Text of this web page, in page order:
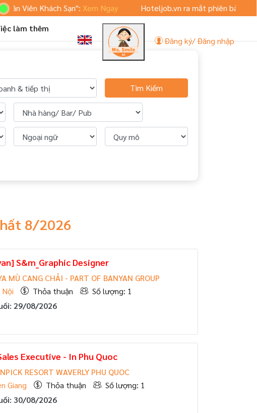
Khách Sạn":Xem Ngay
Hoteljob.vn ra mắt phiên bản App
làm thêm
Đăng ký/ Đăng nhập
Tìm Kiếm
8/2026
S&m_Graphic Designer
MÙ CANG CHẢI - PART OF BANYAN GROUP
Nội
Thỏa thuận
Số lượng: 1
29/08/2026
Executive - In Phu Quoc
RESORT WAVERLY PHU QUOC
Giang
Thỏa thuận
Số lượng: 1
30/08/2026